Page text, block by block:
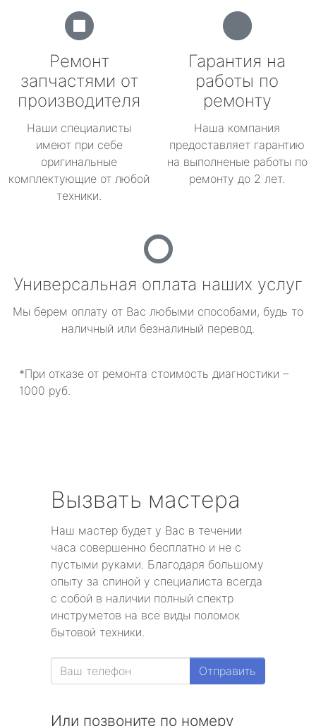
Ремонт
запчастями от
производителя
Наши специалисты
имеют при себе
оригинальные
комплектующие от любой
техники.
Гарантия на
работы по
ремонту
Наша компания
предоставляет гарантию
на выполненые работы по
ремонту до 2 лет.
Универсальная оплата наших услуг
Мы берем оплату от Вас любыми способами, будь то
наличный или безналиный перевод.
*При отказе от ремонта стоимость диагностики –
1000 руб.
Вызвать мастера
Наш мастер будет у Вас в течении
часа совершенно бесплатно и не с
пустыми руками. Благодаря большому
опыту за спиной у специалиста всегда
с собой в наличии полный спектр
инструметов на все виды поломок
бытовой техники.
Отправить
Или позвоните по номеру